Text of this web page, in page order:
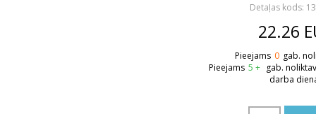
Detaļas kods:
22.26
Pieejams 0 gab.
Pieejams 5 + gab.
darba